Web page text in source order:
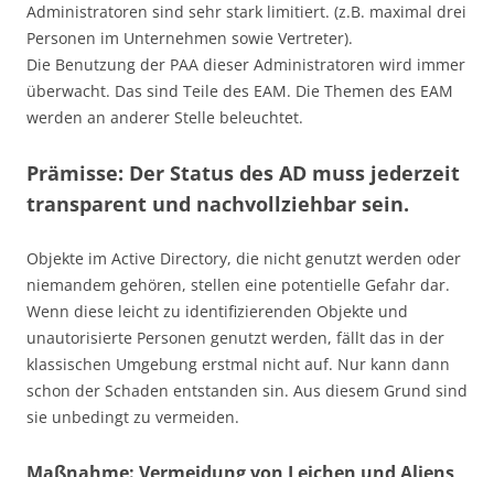
Administratoren sind sehr stark limitiert. (z.B. maximal drei
Personen im Unternehmen sowie Vertreter).
Die Benutzung der PAA dieser Administratoren wird immer
überwacht. Das sind Teile des EAM. Die Themen des EAM
werden an anderer Stelle beleuchtet.
Prämisse: Der Status des AD muss jederzeit
transparent und nachvollziehbar sein.
Objekte im Active Directory, die nicht genutzt werden oder
niemandem gehören, stellen eine potentielle Gefahr dar.
Wenn diese leicht zu identifizierenden Objekte und
unautorisierte Personen genutzt werden, fällt das in der
klassischen Umgebung erstmal nicht auf. Nur kann dann
schon der Schaden entstanden sin. Aus diesem Grund sind
sie unbedingt zu vermeiden.